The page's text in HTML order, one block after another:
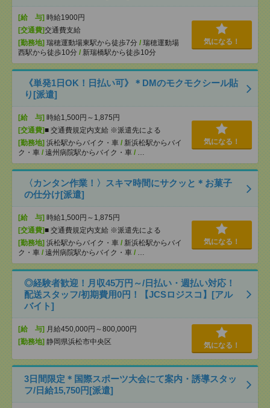
[給 与] 時給1900円
[交通費]交通費支給
[勤務地] 瑞穂運動場東駅から徒歩7分 / 瑞穂運動場
西駅から徒歩10分 / 新瑞橋駅から徒歩10分
気になる！
《単発1日OK！日払い可》＊DMのモクモクシール貼
り[派遣]
[給 与] 時給1,500円～1,875円
[交通費]■ 交通費規定内支給 ※派遣先による
[勤務地] 浜松駅からバイク・車 / 新浜松駅からバイ
ク・車 / 遠州病院駅からバイク・車 / …
気になる！
〈カンタン作業！〉スキマ時間にサクッと＊お菓子
の仕分け[派遣]
[給 与] 時給1,500円～1,875円
[交通費]■ 交通費規定内支給 ※派遣先による
[勤務地] 浜松駅からバイク・車 / 新浜松駅からバイ
ク・車 / 遠州病院駅からバイク・車 / …
気になる！
◎経験者歓迎！月収45万円～/日払い・週払い対応！
配送スタッフ/初期費用0円！【JCSロジスコ】[アル
バイト]
[給 与] 月給450,000円～800,000円
[勤務地] 静岡県浜松市中央区 気になる！
3日間限定＊国際スポーツ大会にて案内・誘導スタッ
フ/日給15,750円[派遣]